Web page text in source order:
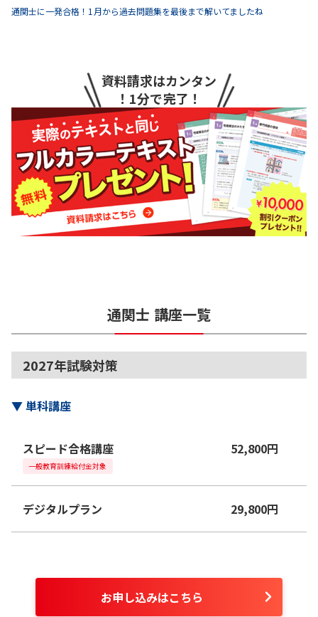
通関士に一発合格！1月から過去問題集を最後まで解いてましたね
資料請求はカンタン
！1分で完了！
通関士 講座一覧
2027年試験対策
▼単科講座
スピード合格講座 52,800円
一般教育訓練給付金対象
デジタルプラン 29,800円
お申し込みはこちら